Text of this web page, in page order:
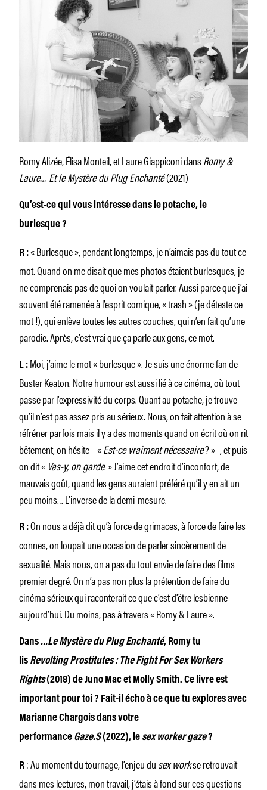
Romy Alizée, Élisa Monteil, et Laure Giappiconi dansRomy &
Laure… Et le Mystère du Plug Enchanté(2021)
Qu’est-ce qui vous intéresse dans le potache, le
burlesque ?
R :« Burlesque », pendant longtemps, je n’aimais pas du tout ce
mot. Quand on me disait que mes photos étaient burlesques, je
ne comprenais pas de quoi on voulait parler. Aussi parce que j’ai
souvent été ramenée à l’esprit comique, « trash » (je déteste ce
mot !), qui enlève toutes les autres couches, qui n’en fait qu’une
parodie. Après, c’est vrai que ça parle aux gens, ce mot.
L : Moi, j’aime le mot « burlesque ». Je suis une énorme fan de
Buster Keaton. Notre humour est aussi lié à ce cinéma, où tout
passe par l’expressivité du corps. Quant au potache, je trouve
qu’il n’est pas assez pris au sérieux. Nous, on fait attention à se
réfréner parfois mais il y a des moments quand on écrit où on rit
bêtement, on hésite – «Est-ce vraiment nécessaire? » -, et puis
on dit « Vas-y, on garde. » J’aime cet endroit d’inconfort, de
mauvais goût, quand les gens auraient préféré qu’il y en ait un
peu moins… L’inverse de la demi-mesure.
R :On nous a déjà dit qu’à force de grimaces, à force de faire les
connes, on loupait une occasion deparler sincèrement de
sexualité. Mais nous, on a pas du tout envie de faire des films
premier degré. On n’a pas non plus la prétention de faire du
cinéma sérieux qui raconterait ce que c’est d’être lesbienne
aujourd’hui. Du moins, pas à travers « Romy & Laure ».
Dans…Le Mystère du Plug Enchanté, Romy tu
lis Revolting Prostitutes : The Fight For Sex Workers
Rights(2018) de Juno Mac et Molly Smith. Ce livre est
important pour toi ? Fait-il écho à ce que tu explores avec
Marianne Chargois dans votre
performance Gaze.S(2022), le sex worker gaze?
R : Au moment du tournage, l’enjeu dusex workse retrouvait
dans mes lectures, mon travail, j’étais à fond sur ces questions-